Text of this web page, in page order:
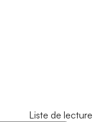
Liste de lecture